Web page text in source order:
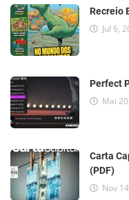
Recreio
Jul 6,
Perfect
Mai
Carta
(PDF)
Nov